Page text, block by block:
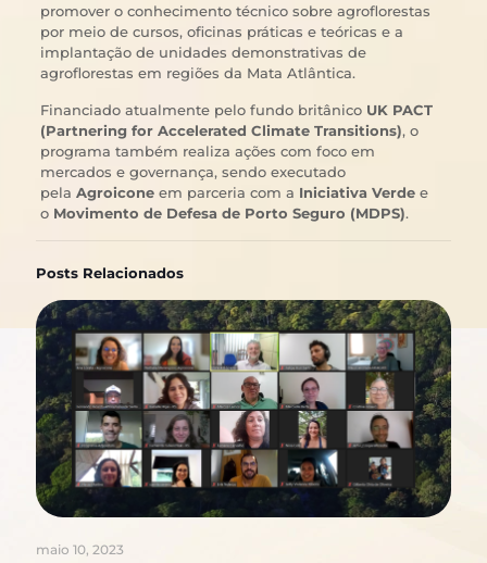
promover o conhecimento técnico sobre agroflorestas
por meio de cursos, oficinas práticas e teóricas e a
implantação de unidades demonstrativas de
agroflorestas em regiões da Mata Atlântica.
Financiado atualmente pelo fundo britânico UK PACT
(Partnering for Accelerated Climate Transitions), o
programa também realiza ações com foco em
mercados e governança, sendo executado
pela Agroiconeem parceria com a Iniciativa Verde e
o Movimento de Defesa de Porto Seguro (MDPS).
Posts Relacionados
maio 10, 2023